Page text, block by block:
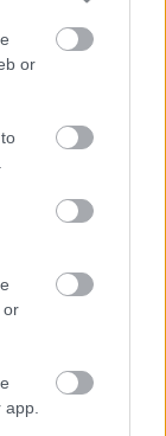
or
or
azonban
a
állt
változás
Unióban
idejét